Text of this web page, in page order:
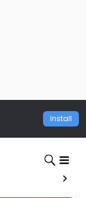
Install